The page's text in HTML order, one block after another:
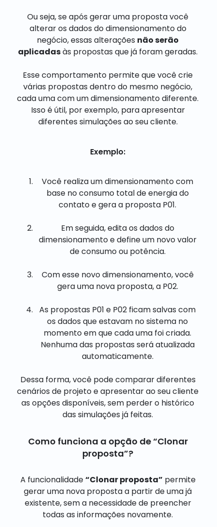
Ou seja, se após gerar uma proposta você
alterar os dados do dimensionamento do
negócio, essas alterações não serão
aplicadasàs propostas que já foram geradas.
Esse comportamento permite que você crie
várias propostas dentro do mesmo negócio,
cada uma com um dimensionamento diferente.
Isso é útil, por exemplo, para apresentar
diferentes simulações ao seu cliente.
Exemplo:
Você realiza um dimensionamento com
base no consumo total de energia do
contato e gera a proposta P01.
Em seguida, edita os dados do
dimensionamento e define um novo valor
de consumo ou potência.
Com esse novo dimensionamento, você
gera uma nova proposta, a P02.
As propostas P01 e P02 ficam salvas com
os dados que estavam no sistema no
momento em que cada uma foi criada.
Nenhuma das propostas será atualizada
automaticamente.
Dessa forma, você pode comparar diferentes
cenários de projeto e apresentar ao seu cliente
as opções disponíveis, sem perder o histórico
das simulações já feitas.
Como funciona a opção de “Clonar
proposta”?
A funcionalidade“Clonar proposta” permite
gerar uma nova proposta a partir de uma já
existente, sem a necessidade de preencher
todas as informações novamente.